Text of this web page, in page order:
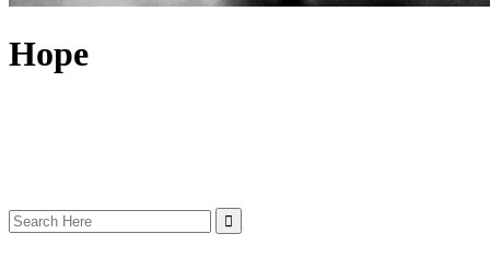
Hope
Search
for: